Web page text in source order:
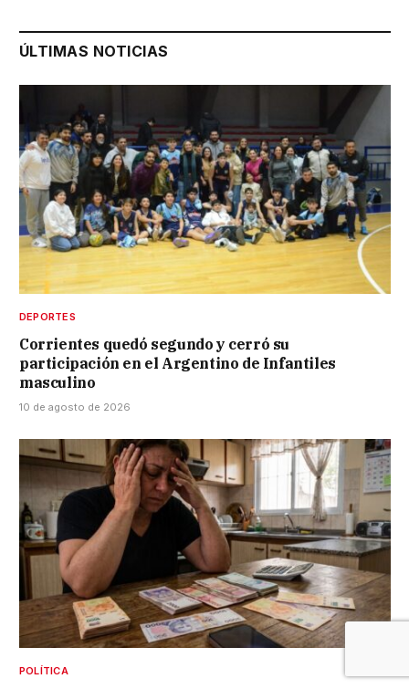
ÚLTIMAS NOTICIAS
DEPORTES
Corrientes quedó segundo y cerró su
participación en el Argentino de Infantiles
masculino
10 de agosto de 2026
POLÍTICA